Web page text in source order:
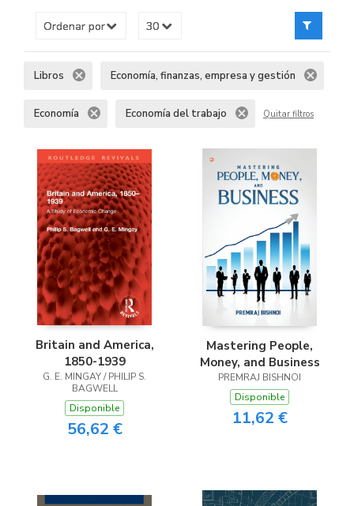
Libros Economía, finanzas, empresa y gestión
Economía Economía del trabajo Quitar filtros
Britain and America,
1850-1939
G. E. MINGAY / PHILIP S.
BAGWELL
Disponible
56,62 €
Mastering People,
Money, and Business
PREMRAJ BISHNOI
Disponible
11,62 €